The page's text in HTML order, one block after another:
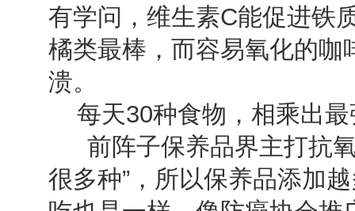
有学问，维生素C能促进铁
橘类最棒，而容易氧化的
溃。
每天30种食物，相乘出最
前阵子保养品界主打抗氧
很多种”，所以保养品添加